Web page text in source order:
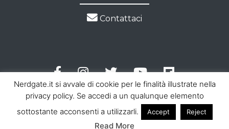
Contattaci
© 2026 NerdGate all right reserved |Privacy Policy
Nerdgate.it si avvale di cookie per le finalità illustrate nella
privacy policy. Se accedi a un qualunque elemento
sottostante acconsenti a utilizzarli.
Accept Reject
Read More